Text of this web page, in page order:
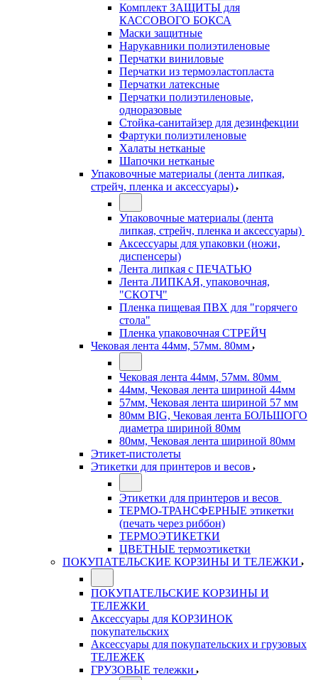
Комплект ЗАЩИТЫ для
КАССОВОГО БОКСА
Маски защитные
Нарукавники полиэтиленовые
Перчатки виниловые
Перчатки из термоэластопласта
Перчатки латексные
Перчатки полиэтиленовые,
одноразовые
Стойка-санитайзер для дезинфекции
Фартуки полиэтиленовые
Халаты нетканые
Шапочки нетканые
Упаковочные материалы (лента липкая,
стрейч, пленка и аксессуары)
Упаковочные материалы (лента
липкая, стрейч, пленка и аксессуары)
Аксессуары для упаковки (ножи,
диспенсеры)
Лента липкая с ПЕЧАТЬЮ
Лента ЛИПКАЯ, упаковочная,
"СКОТЧ"
Пленка пищевая ПВХ для "горячего
стола"
Пленка упаковочная СТРЕЙЧ
Чековая лента 44мм, 57мм. 80мм
Чековая лента 44мм, 57мм. 80мм
44мм, Чековая лента шириной 44мм
57мм, Чековая лента шириной 57 мм
80мм BIG, Чековая лента БОЛЬШОГО
диаметра шириной 80мм
80мм, Чековая лента шириной 80мм
Этикет-пистолеты
Этикетки для принтеров и весов
Этикетки для принтеров и весов
ТЕРМО-ТРАНСФЕРНЫЕ этикетки
(печать через риббон)
ТЕРМОЭТИКЕТКИ
ЦВЕТНЫЕ термоэтикетки
ПОКУПАТЕЛЬСКИЕ КОРЗИНЫ И ТЕЛЕЖКИ
ПОКУПАТЕЛЬСКИЕ КОРЗИНЫ И
ТЕЛЕЖКИ
Аксессуары для КОРЗИНОК
покупательских
Аксессуары для покупательских и грузовых
ТЕЛЕЖЕК
ГРУЗОВЫЕ тележки